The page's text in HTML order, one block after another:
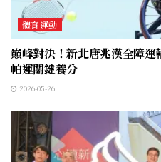
體育運動
巔峰對決！新北唐兆漢全障
帕運關鍵養分
2026-05-26